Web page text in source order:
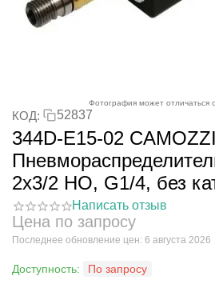
Фотография может отличаться
КОД: 52837
344D-E15-02
2x3/2 НО, G1/4, без
Написать отзыв
Цена по запросу
Последнее обновление цен: 6 августа 2026
Доступность:
По запросу